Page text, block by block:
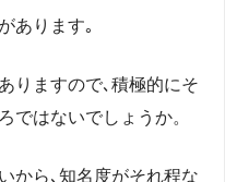
あります｡
りますので､積極的にそ
ではないでしょうか。
から､知名度がそれ程な